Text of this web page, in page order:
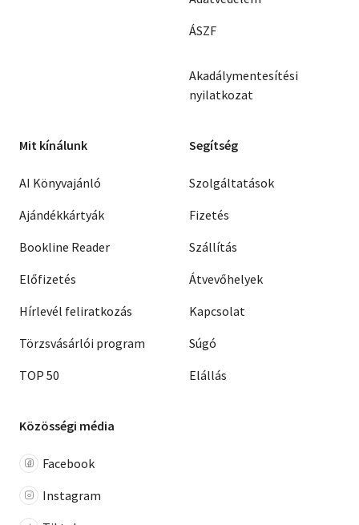
ÁSZF
Akadálymentesítési
nyilatkozat
Mit kínálunk
AI Könyvajánló
Ajándékkártyák
Bookline Reader
Előfizetés
Hírlevél feliratkozás
Törzsvásárlói program
TOP 50
Segítség
Szolgáltatások
Fizetés
Szállítás
Átvevőhelyek
Kapcsolat
Súgó
Elállás
Közösségi média
Facebook
Instagram